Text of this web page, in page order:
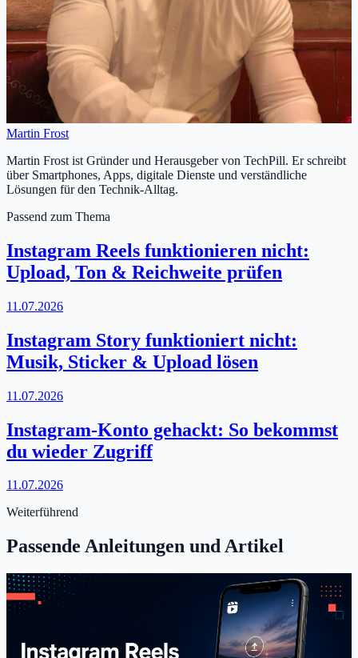
Martin Frost
Martin Frost ist Gründer und Herausgeber von TechPill. Er schreibt
über Smartphones, Apps, digitale Dienste und verständliche
Lösungen für den Technik-Alltag.
Passend zum Thema
Instagram Reels funktionieren nicht:
Upload, Ton & Reichweite prüfen
11.07.2026
Instagram Story funktioniert nicht:
Musik, Sticker & Upload lösen
11.07.2026
Instagram-Konto gehackt: So bekommst
du wieder Zugriff
11.07.2026
Weiterführend
Passende Anleitungen und Artikel